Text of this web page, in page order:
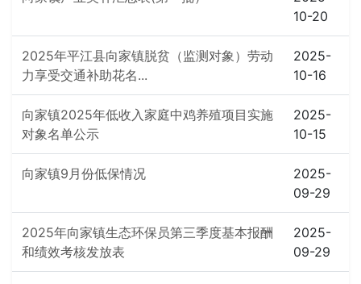
10-20
2025年平江县向家镇脱贫（监测对象）劳动
力享受交通补助花名...
2025-
10-16
向家镇2025年低收入家庭中鸡养殖项目实施
对象名单公示
2025-
10-15
向家镇9月份低保情况
2025-
09-29
2025年向家镇生态环保员第三季度基本报酬
和绩效考核发放表
2025-
09-29